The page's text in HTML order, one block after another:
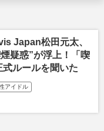
Japan松田元太、
疑惑”が浮上！「喫
ルールを聞いた
アイドル